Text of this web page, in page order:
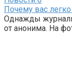
Почему вас легко
Однажды
от анонима. На